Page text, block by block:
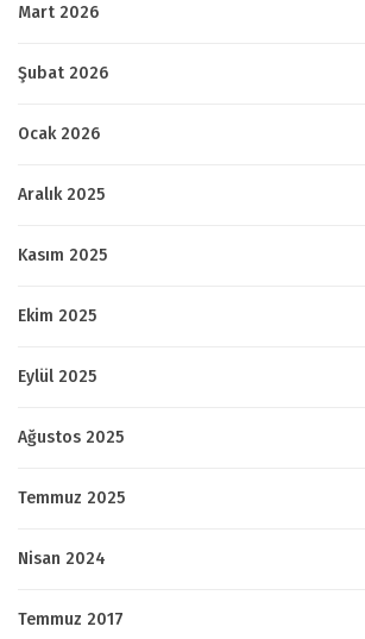
Mart 2026
Şubat 2026
Ocak 2026
Aralık 2025
Kasım 2025
Ekim 2025
Eylül 2025
Ağustos 2025
Temmuz 2025
Nisan 2024
Temmuz 2017